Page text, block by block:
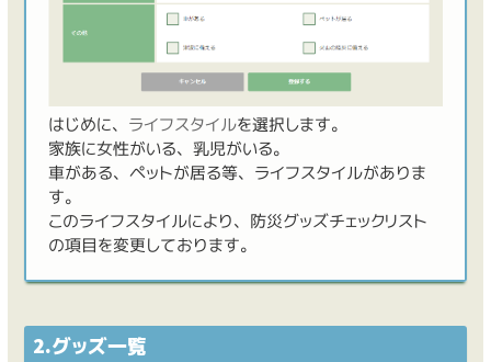
はじめに、 ライフスタイルを選択します。
家族に女性がいる、乳児がいる。
車がある、ペットが居る等、ライフスタイルがありま
す。
このライフスタイルにより、防災グッズチェックリスト
の項目を変更しております。
2.グッズ一覧